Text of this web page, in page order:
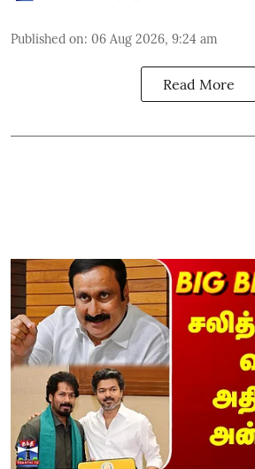
Published on: 06 Aug 2026, 9:24 am
Read More